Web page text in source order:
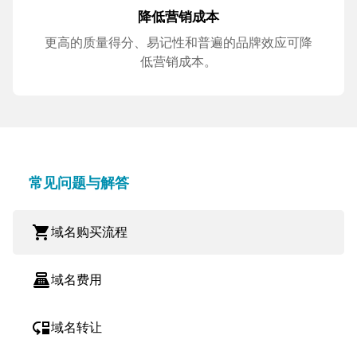
降低营销成本
更高的质量得分、易记性和普遍的品牌效应可降
低营销成本。
常见问题与解答
shopping_cart域名购买流程
point_of_sale域名费用
move_down域名转让